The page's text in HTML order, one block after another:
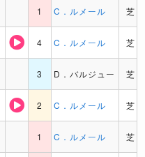
1 C．ルメール 芝
4 C．ルメール 芝
3 D．バルジュー 芝
2 C．ルメール 芝
1 C．ルメール 芝